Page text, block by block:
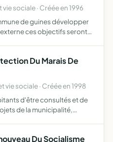
sociale · Créée en 1996
de guines développer
ces objectifs seront
Du Marais De
vie sociale · Créée en 1998
d'être consultés et de
de la municipalité,
Du Socialisme